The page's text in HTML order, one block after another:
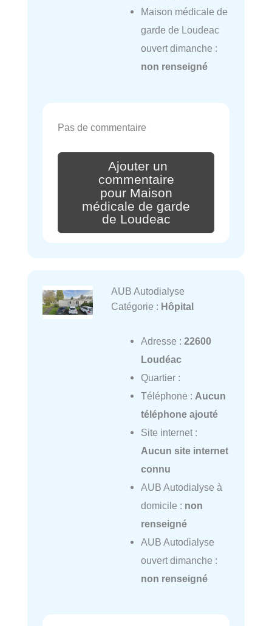
Maison médicale de
garde de Loudeac
ouvert dimanche :
non renseigné
Pas de commentaire
Ajouter un
commentaire
pour Maison
médicale de garde
de Loudeac
AUB Autodialyse
Catégorie : Hôpital
Adresse : 22600
Loudéac
Quartier :
Téléphone : Aucun
téléphone ajouté
Site internet :
Aucun site internet
connu
AUB Autodialyse à
domicile : non
renseigné
AUB Autodialyse
ouvert dimanche :
non renseigné